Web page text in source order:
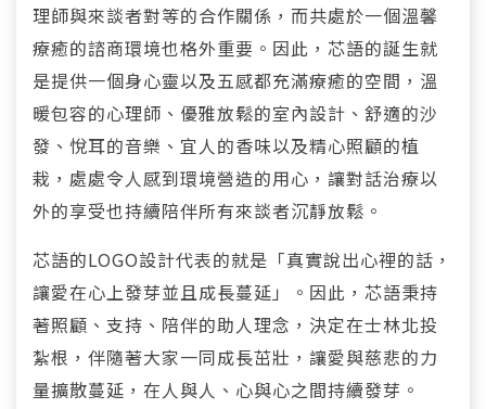
理師與來談者對等的合作關係，而共處於一個溫馨
療癒的諮商環境也格外重要。因此，芯語的誕生就
是提供一個身心靈以及五感都充滿療癒的空間，溫
暖包容的心理師、優雅放鬆的室內設計、舒適的沙
發、悅耳的音樂、宜人的香味以及精心照顧的植
栽，處處令人感到環境營造的用心，讓對話治療以
外的享受也持續陪伴所有來談者沉靜放鬆。
芯語的LOGO設計代表的就是「真實說出心裡的話，
讓愛在心上發芽並且成長蔓延」。因此，芯語秉持
著照顧、支持、陪伴的助人理念，決定在士林北投
紮根，伴隨著大家一同成長茁壯，讓愛與慈悲的力
量擴散蔓延，在人與人、心與心之間持續發芽。